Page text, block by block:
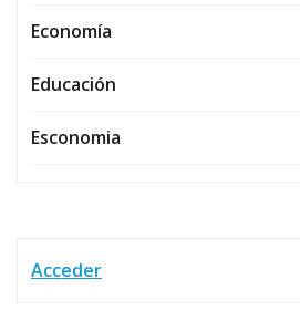
Economía
Educación
Esconomia
Acceder